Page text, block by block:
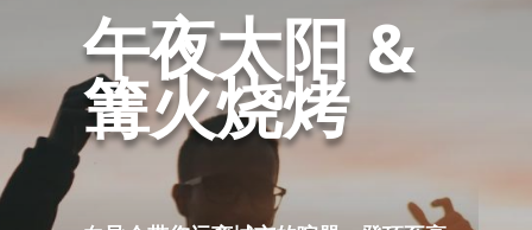
午夜太阳 &
篝火烧烤